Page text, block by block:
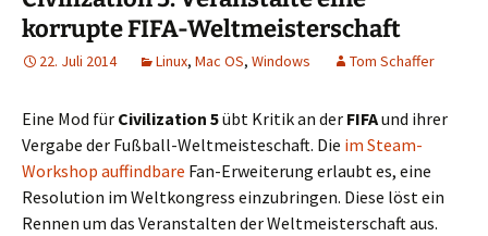
korrupte FIFA-Weltmeisterschaft
22. Juli 2014 Linux, Mac OS, Windows Tom Schaffer
Eine Mod für Civilization 5übt Kritik an der FIFAund ihrer
Vergabe der Fußball-Weltmeisteschaft. Die im Steam-
Workshop auffindbare Fan-Erweiterung erlaubt es, eine
Resolution im Weltkongress einzubringen. Diese löst ein
Rennen um das Veranstalten der Weltmeisterschaft aus.